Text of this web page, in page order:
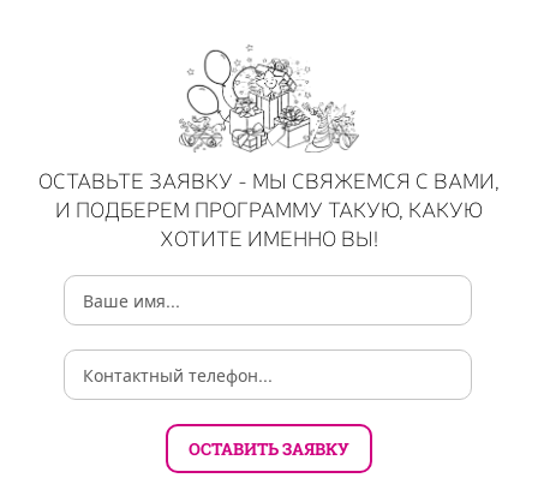
ОСТАВЬТЕ ЗАЯВКУ - МЫ СВЯЖЕМСЯ С ВАМИ,
И ПОДБЕРЕМ ПРОГРАММУ ТАКУЮ, КАКУЮ
ХОТИТЕ ИМЕННО ВЫ!